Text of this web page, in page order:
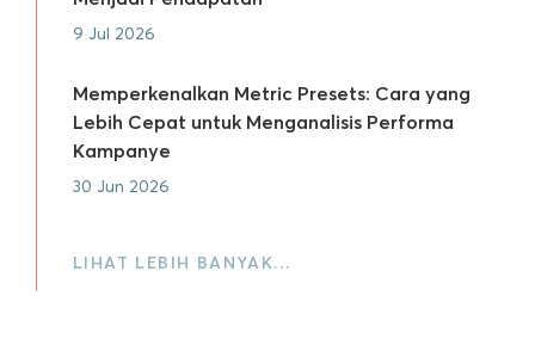
9 Jul 2026
Memperkenalkan Metric Presets: Cara yang
Lebih Cepat untuk Menganalisis Performa
Kampanye
30 Jun 2026
LIHAT LEBIH BANYAK…